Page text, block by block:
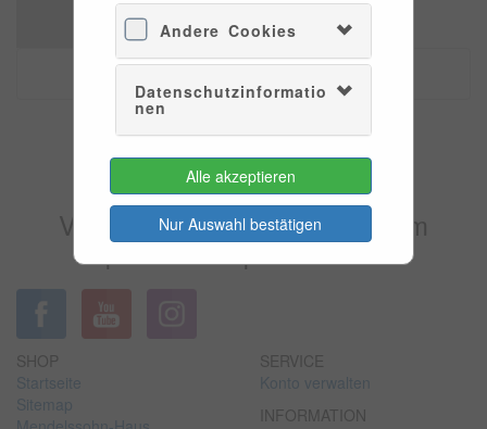
Andere Cookies
Datenschutzinformatio
nen
Alle akzeptieren
Nur Auswahl bestätigen
Es konnten leider keine Tarife
gefunden werden.
Versuchen Sie es bitte zu einem
späteren Zeitpunkt wieder.
SHOP
Startseite
Sitemap
SERVICE
Konto verwalten
INFORMATION